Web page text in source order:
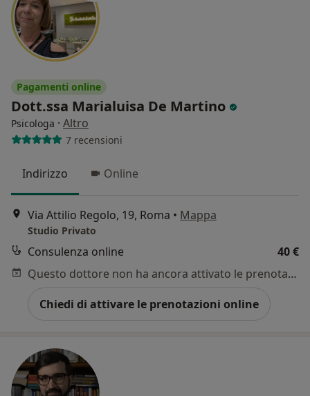
Pagamenti online
Dott.ssa Marialuisa De Martino
Psicologa · Altro
7 recensioni
Indirizzo Online
Via Attilio Regolo, 19, Roma • Mappa
Studio Privato
Consulenza online
40 €
Questo dottore non ha ancora attivato le prenotazioni online presso questo indirizzo.
Chiedi di attivare le prenotazioni online